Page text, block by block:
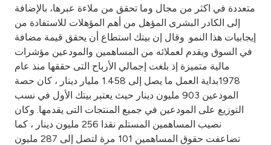
Turkey
Egypt
UK
Kingdom of Bahrain
متعددة في اكثر من مجال وما تحقق من ملاءة عبرها، بالإضافة
إلى الكادر البشرى المؤهل من أهم المؤهلات للاستفادة من
إيجابيات هذا النمو. وقال إن بيتك استطاع أن يحقق قيمة مضافة
في السوق ويقدم لعملائه من المساهمين والمودعين مؤشرات
مالية متميزة إذ بلغت إجمالي الأرباح التى حققها منذ عام
1978بداية العمل ما يصل إلى 1.458 مليار دينار ، كان حصة
المودعين 903 مليون دينار حيث يعتبر بيتك الأول في نسب
التوزيع على المودعين في جميع المنتجات التى يقدمها. وكان
نصيب المساهمين المستلم نقدا 256 مليون دينار ، كما
تضاعفت حقوق المساهمين 101 مرة لتصل إلى 287 مليون